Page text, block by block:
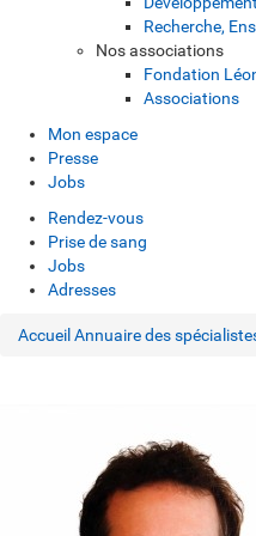
Recherche,
Nos associations
Fondation
Associations
Mon espace
Presse
Jobs
Rendez-vous
Prise de sang
Jobs
Adresses
Accueil Annuaire des